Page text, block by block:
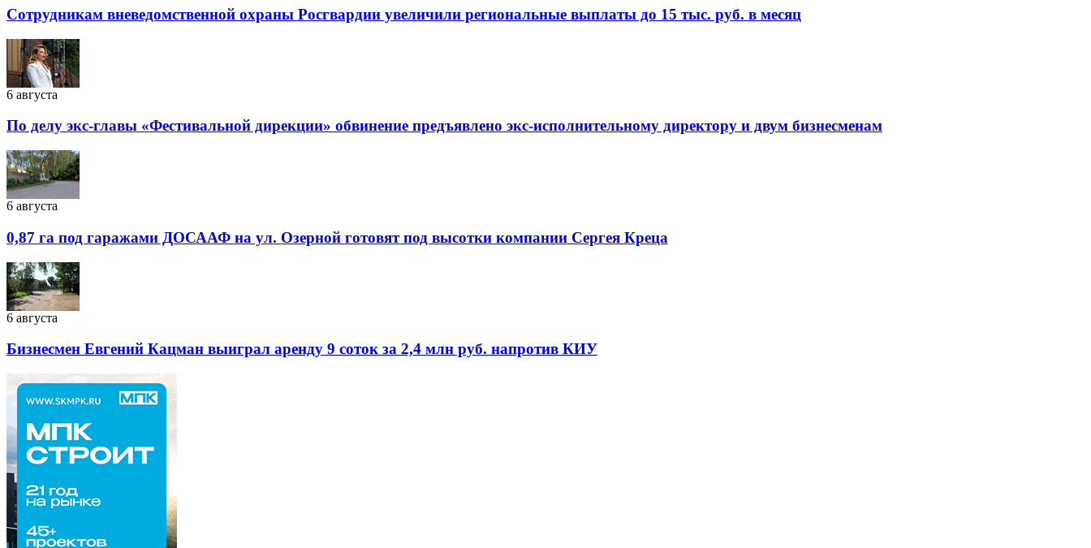
Сотрудникам вневедомственной охраны Росгвардии увеличили региональные выплаты до 15 тыс. руб. в месяц
6 августа
По делу экс-главы «Фестивальной дирекции» обвинение предъявлено экс-исполнительному директору и двум бизнесменам
6 августа
0,87 га под гаражами ДОСААФ на ул. Озерной готовят под высотки компании Сергея Креца
6 августа
Бизнесмен Евгений Кацман выиграл аренду 9 соток за 2,4 млн руб. напротив КИУ